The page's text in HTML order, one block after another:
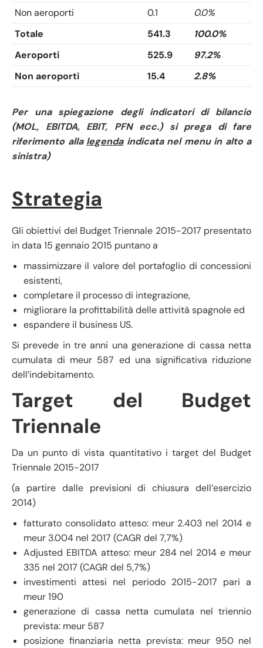
Non aeroporti 0.1
0.0%
Totale
541.3
100.0%
Aeroporti
525.9
97.2%
Non aeroporti
15.4 2.8%
Per una spiegazione degli indicatori di bilancio
(MOL, EBITDA, EBIT, PFN ecc.) si prega di fare
riferimento alla legendaindicata nel menu in alto a
sinistra)
Strategia
Gli obiettivi del Budget Triennale 2015-2017 presentato
in data 15 gennaio 2015 puntano a
massimizzare il valore del portafoglio di concessioni
esistenti,
completare il processo di integrazione,
migliorare la profittabilità delle attività spagnole ed
espandere il business US.
Si prevede in tre anni una generazione di cassa netta
cumulata di meur 587 ed una significativa riduzione
dell’indebitamento.
Target del Budget
Triennale
Da un punto di vista quantitativo i target del Budget
Triennale 2015-2017
(a partire dalle previsioni di chiusura dell’esercizio
2014)
fatturato consolidato atteso: meur 2.403 nel 2014 e
meur 3.004 nel 2017 (CAGR del 7,7%)
Adjusted EBITDA atteso: meur 284 nel 2014 e meur
335 nel 2017 (CAGR del 5,7%)
investimenti attesi nel periodo 2015-2017 pari a
meur 190
generazione di cassa netta cumulata nel triennio
prevista: meur 587
posizione finanziaria netta prevista: meur 950 nel